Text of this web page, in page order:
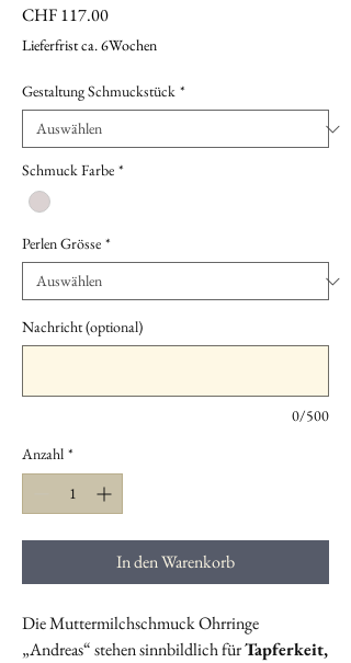
CHF 117.00Preis
Lieferfrist ca. 6Wochen
Gestaltung Schmuckstück *
Schmuck Farbe *
Perlen Grösse *
Nachricht (optional)
0/500
Anzahl *
In den Warenkorb
Die Muttermilchschmuck Ohrringe
„Andreas“ stehen sinnbildlich fürTapferkeit,